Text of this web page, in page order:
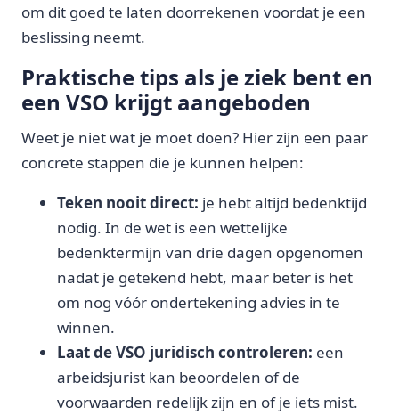
om dit goed te laten doorrekenen voordat je een
beslissing neemt.
Praktische tips als je ziek bent en
een VSO krijgt aangeboden
Weet je niet wat je moet doen? Hier zijn een paar
concrete stappen die je kunnen helpen:
Teken nooit direct: je hebt altijd bedenktijd
nodig. In de wet is een wettelijke
bedenktermijn van drie dagen opgenomen
nadat je getekend hebt, maar beter is het
om nog vóór ondertekening advies in te
winnen.
Laat de VSO juridisch controleren: een
arbeidsjurist kan beoordelen of de
voorwaarden redelijk zijn en of je iets mist.